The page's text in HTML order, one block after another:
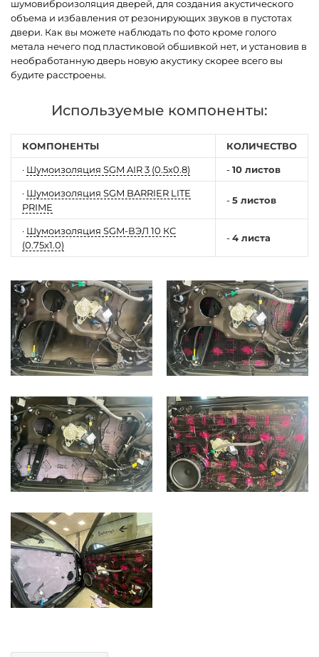
шумовиброизоляция дверей, для создания акустического
объема и избавления от резонирующих звуков в пустотах
двери. Как вы можете наблюдать по фото кроме голого
метала нечего под пластиковой обшивкой нет, и установив в
необработанную дверь новую акустику скорее всего вы
будите расстроены.
Используемые компоненты:
КОМПОНЕНТЫ КОЛИЧЕСТВО
· Шумоизоляция SGM AIR 3 (0.5x0.8) -10 листов
· Шумоизоляция SGM BARRIER LITE
PRIME
-5 листов
· Шумоизоляция SGM-ВЭЛ 10 КС
(0.75x1.0)
-4 листа